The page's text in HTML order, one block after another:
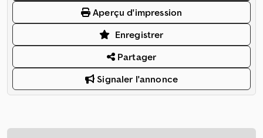
Aperçu d'impression
Enregistrer
Partager
Signaler l'annonce